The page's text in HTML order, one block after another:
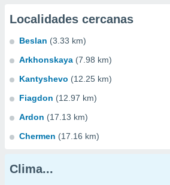
Localidades cercanas
Beslan (3.33 km)
Arkhonskaya (7.98 km)
Kantyshevo (12.25 km)
Fiagdon (12.97 km)
Ardon (17.13 km)
Chermen (17.16 km)
Clima...